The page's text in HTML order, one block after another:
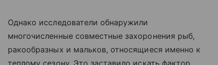
Однако исследователи обнаружили
многочисленные совместные захоронения рыб,
ракообразных и мальков, относящиеся именно к
теплому сезону. Это заставило искать фактор